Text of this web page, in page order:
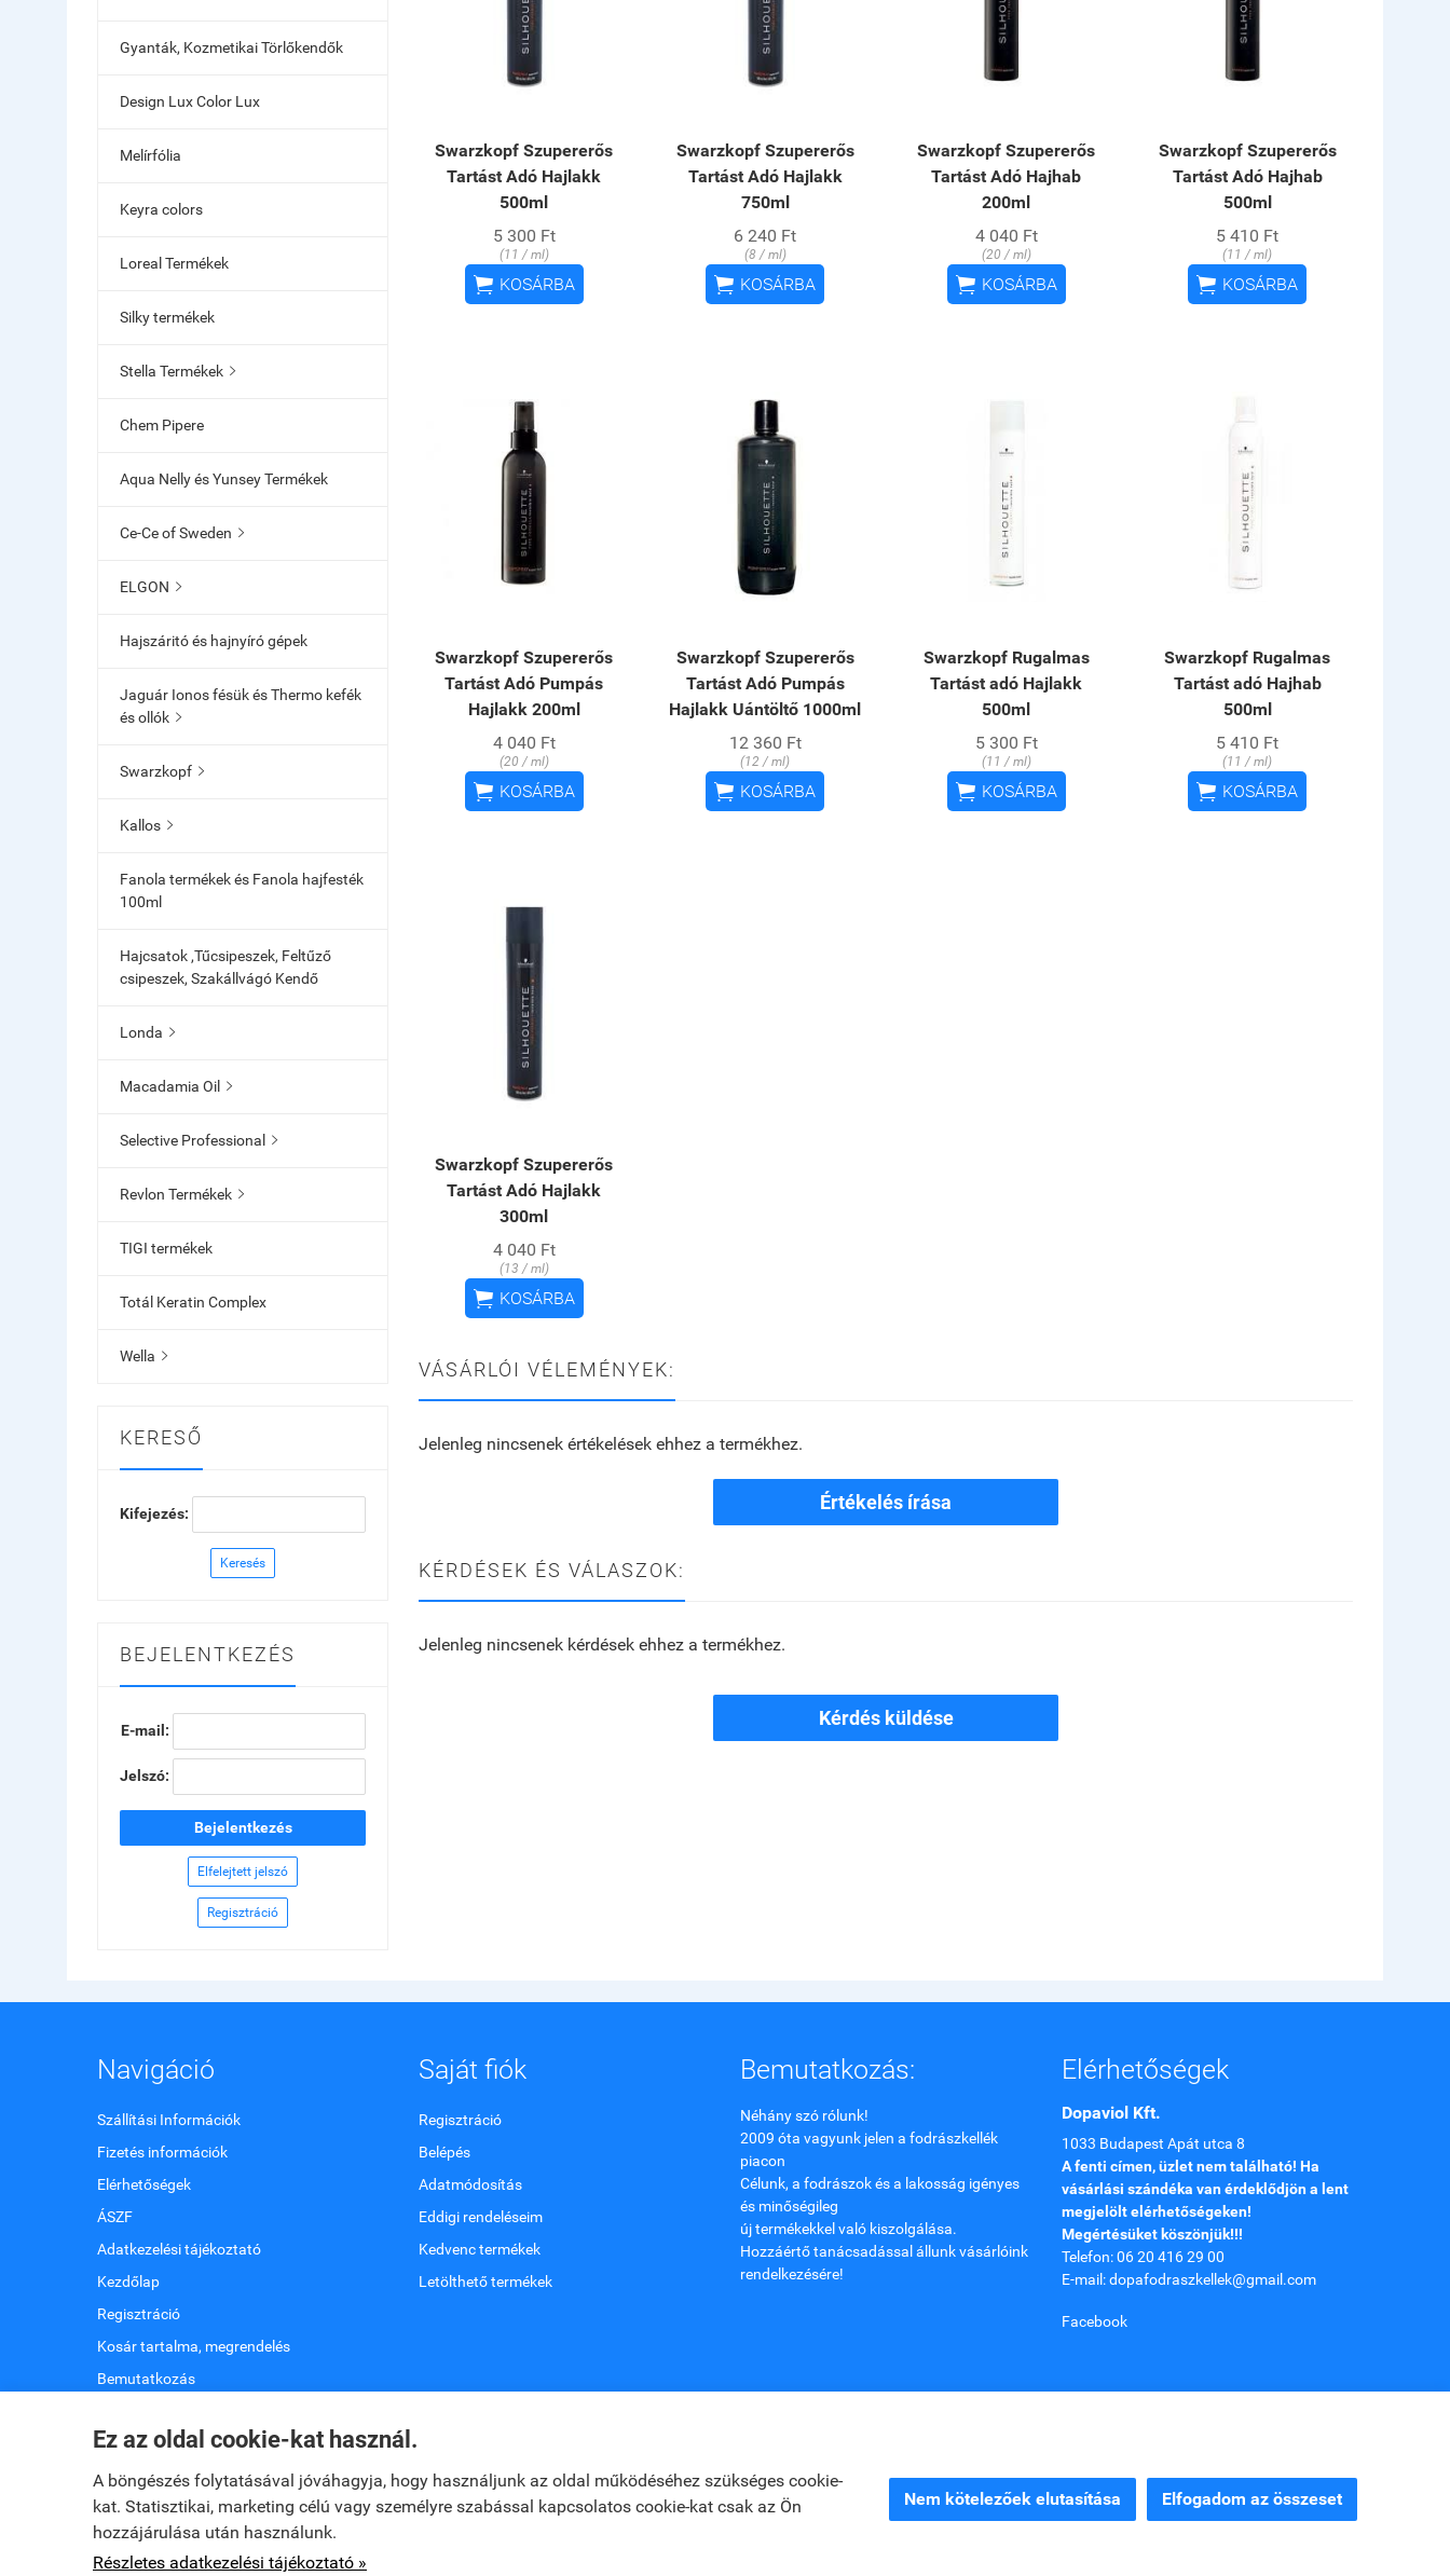
Ez az oldal cookie-kat használ.
A böngészés folytatásával jóváhagyja, hogy használjunk az oldal működéséhez szükséges cookie-
kat. Statisztikai, marketing célú vagy személyre szabással kapcsolatos cookie-kat csak az Ön
hozzájárulása után használunk.
Részletes adatkezelési tájékoztató »
Nem kötelezőek elutasítása Elfogadom az összeset
Gyanták, Kozmetikai Törlőkendők
Design Lux Color Lux
Melírfólia
Keyra colors
Loreal Termékek
Silky termékek
Stella Termékek 
Chem Pipere
Aqua Nelly és Yunsey Termékek
Ce-Ce of Sweden 
ELGON 
Hajszáritó és hajnyíró gépek
Jaguár Ionos fésük és Thermo kefék
és ollók 
Swarzkopf 
Kallos 
Fanola termékek és Fanola hajfesték
100ml
Hajcsatok ,Tűcsipeszek, Feltűző
csipeszek, Szakállvágó Kendő
Londa 
Macadamia Oil 
Selective Professional 
Revlon Termékek 
TIGI termékek
Totál Keratin Complex
Wella 
KERESŐ
Kifejezés:
Keresés
BEJELENTKEZÉS
E-mail:
Jelszó:
Bejelentkezés
Elfelejtett jelszó
Regisztráció
Swarzkopf Szupererős
Tartást Adó Hajlakk
500ml
5 300 Ft
(11 / ml)
 KOSÁRBA
Swarzkopf Szupererős
Tartást Adó Hajlakk
750ml
6 240 Ft
(8 / ml)
 KOSÁRBA
Swarzkopf Szupererős
Tartást Adó Hajhab
200ml
4 040 Ft
(20 / ml)
 KOSÁRBA
Swarzkopf Szupererős
Tartást Adó Hajhab
500ml
5 410 Ft
(11 / ml)
 KOSÁRBA
Swarzkopf Szupererős
Tartást Adó Pumpás
Hajlakk 200ml
4 040 Ft
(20 / ml)
 KOSÁRBA
Swarzkopf Szupererős
Tartást Adó Pumpás
Hajlakk Uántöltő 1000ml
12 360 Ft
(12 / ml)
 KOSÁRBA
Swarzkopf Rugalmas
Tartást adó Hajlakk
500ml
5 300 Ft
(11 / ml)
 KOSÁRBA
Swarzkopf Rugalmas
Tartást adó Hajhab
500ml
5 410 Ft
(11 / ml)
 KOSÁRBA
Swarzkopf Szupererős
Tartást Adó Hajlakk
300ml
4 040 Ft
(13 / ml)
 KOSÁRBA
VÁSÁRLÓI VÉLEMÉNYEK:
Jelenleg nincsenek értékelések ehhez a termékhez.
Értékelés írása
KÉRDÉSEK ÉS VÁLASZOK:
Jelenleg nincsenek kérdések ehhez a termékhez.
Kérdés küldése
Navigáció
Szállítási Információk
Fizetés információk
Elérhetőségek
ÁSZF
Adatkezelési tájékoztató
Kezdőlap
Regisztráció
Kosár tartalma, megrendelés
Bemutatkozás
Elállok a szerződéstől
Saját fiók
Regisztráció
Belépés
Adatmódosítás
Eddigi rendeléseim
Kedvenc termékek
Letölthető termékek
Bemutatkozás:
Néhány szó rólunk!
2009 óta vagyunk jelen a fodrászkellék
piacon
Célunk, a fodrászok és a lakosság igényes
és minőségileg
új termékekkel való kiszolgálása.
Hozzáértő tanácsadással állunk vásárlóink
rendelkezésére!
Elérhetőségek
Dopaviol Kft.
1033 Budapest Apát utca 8
A fenti címen, üzlet nem található! Ha
vásárlási szándéka van érdeklődjön a lent
megjelölt elérhetőségeken!
Megértésüket köszönjük!!!
Telefon: 06 20 416 29 00
E-mail: dopafodraszkellek@gmail.com
Facebook
www.dopaviol.hu -DOPAVOL KFT-ÁSZF